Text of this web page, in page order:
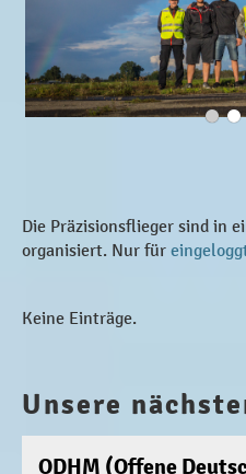
Die Präzisionsflieger sind in
organisiert. Nur für
Keine Einträge.
Unsere